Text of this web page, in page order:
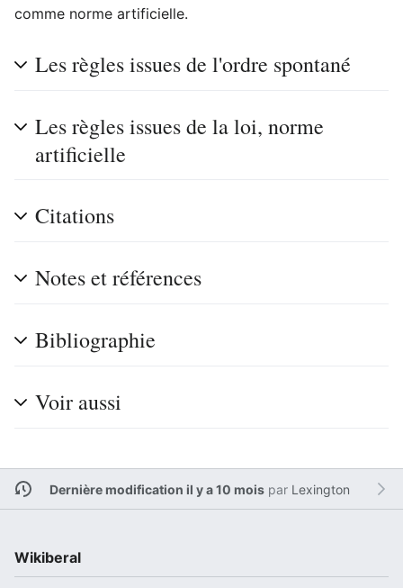
comme norme artificielle.
Les règles issues de l'ordre spontané
Les règles issues de la loi, norme
artificielle
Citations
Notes et références
Bibliographie
Voir aussi
Dernière modification il y a 10 moispar Lexington
Wikiberal